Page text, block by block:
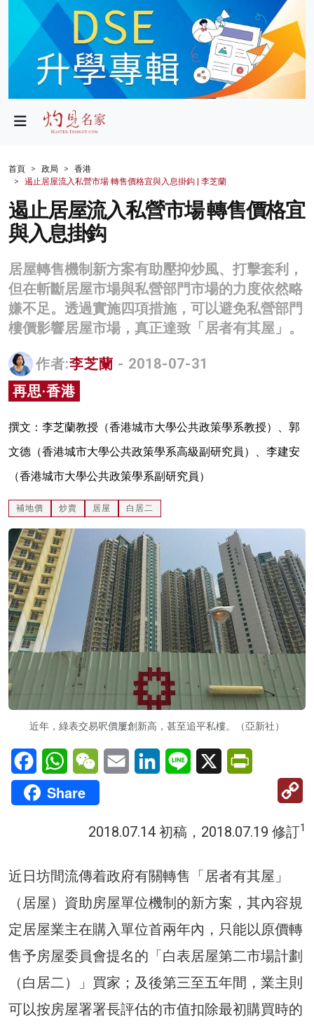
政局
財經
生活
健康
商業
科技
影片
名家榜
灼見活動
關於我們
首頁 政局
香港
遏止居屋流入私營市場 轉售價格宜與入息掛鈎 | 李芝蘭
遏止居屋流入私營市場 轉售價格宜
與入息掛鈎
居屋轉售機制新方案有助壓抑炒風、打擊套利，
但在斬斷居屋市場與私營部門市場的力度依然略
嫌不足。透過實施四項措施，可以避免私營部門
樓價影響居屋市場，真正達致「居者有其屋」。
作者:李芝蘭 - 2018-07-31
再思·香港
撰文：李芝蘭教授（香港城市大學公共政策學系教授）、郭
文德（香港城市大學公共政策學系高級副研究員）、李建安
（香港城市大學公共政策學系副研究員）
補地價 炒賣 居屋 白居二
近年，綠表交易呎價屢創新高，甚至追平私樓。（亞新社）
FacebookWhatsAppWeChatEmail LinkedInLine X
Share
2018.07.14 初稿，2018.07.19 修訂1
近日坊間流傳着政府有關轉售「居者有其屋」
（居屋）資助房屋單位機制的新方案，其內容規
定居屋業主在購入單位首兩年內，只能以原價轉
售予房屋委員會提名的「白表居屋第二市場計劃
（白居二）」買家；及後第三至五年間，業主則
可以按房屋署署長評估的市值扣除最初購買時的